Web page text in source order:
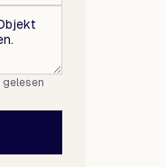
gelesen